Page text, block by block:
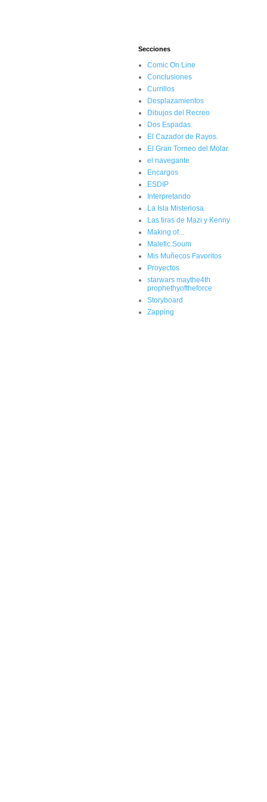
Secciones
Comic On Line
Conclusiones
Currillos
Desplazamientos
Dibujos del Recreo
Dos Espadas.
El Cazador de Rayos.
El Gran Torneo del Molar.
el navegante
Encargos
ESDIP
Interpretando
La Isla Misteriosa
Las tiras de Mazi y Kenny
Making of...
Malefic.Soum
Mis Muñecos Favoritos
Proyectos
starwars maythe4th
prophethyoftheforce
Storyboard
Zapping